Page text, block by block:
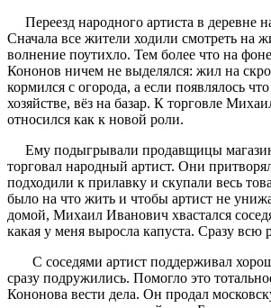
Переезд народного артиста в деревне
Сначала все жители ходили смотреть на
волнение поутихло. Тем более что на
Кононов ничем не выделялся: жил на
кормился с огорода, а если появлялось
хозяйстве, вёз на базар. К торговле
относился как к новой роли.
Ему подыгрывали продавщицы
торговал народный артист. Они
подходили к прилавку и скупали весь
было на что жить и чтобы артист не
домой, Михаил Иванович хвастался
какая у меня выросла капуста. Сразу всю
С соседями артист поддерживал
сразу подружились. Помогло это
Кононова вести дела. Он продал